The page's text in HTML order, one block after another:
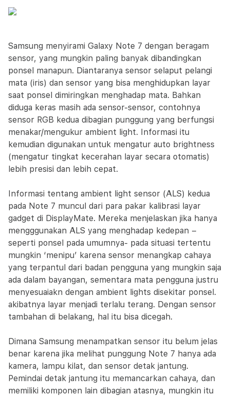
Samsung menyirami Galaxy Note 7 dengan beragam
sensor, yang mungkin paling banyak dibandingkan
ponsel manapun. Diantaranya sensor selaput pelangi
mata (iris) dan sensor yang bisa menghidupkan layar
saat ponsel dimiringkan menghadap mata. Bahkan
diduga keras masih ada sensor-sensor, contohnya
sensor RGB kedua dibagian punggung yang berfungsi
menakar/mengukur ambient light. Informasi itu
kemudian digunakan untuk mengatur auto brightness
(mengatur tingkat kecerahan layar secara otomatis)
lebih presisi dan lebih cepat.
Informasi tentang ambient light sensor (ALS) kedua
pada Note 7 muncul dari para pakar kalibrasi layar
gadget di DisplayMate. Mereka menjelaskan jika hanya
mengggunakan ALS yang menghadap kedepan –
seperti ponsel pada umumnya- pada situasi tertentu
mungkin ‘menipu’ karena sensor menangkap cahaya
yang terpantul dari badan pengguna yang mungkin saja
ada dalam bayangan, sementara mata pengguna justru
menyesuaiakn dengan ambient lights disekitar ponsel.
akibatnya layar menjadi terlalu terang. Dengan sensor
tambahan di belakang, hal itu bisa dicegah.
Dimana Samsung menampatkan sensor itu belum jelas
benar karena jika melihat punggung Note 7 hanya ada
kamera, lampu kilat, dan sensor detak jantung.
Pemindai detak jantung itu memancarkan cahaya, dan
memiliki komponen lain dibagian atasnya, mungkin itu